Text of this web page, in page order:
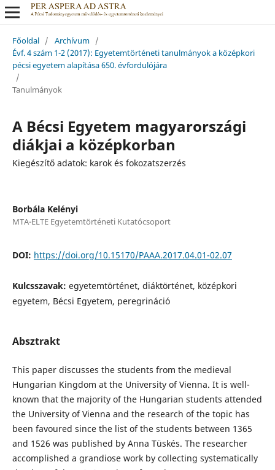
Főoldal / Archívum /
Évf. 4 szám 1-2 (2017): Egyetemtörténeti tanulmányok a középkori
pécsi egyetem alapítása 650. évfordulójára
/
Tanulmányok
A Bécsi Egyetem magyarországi
diákjai a középkorban
Kiegészítő adatok: karok és fokozatszerzés
Borbála Kelényi
MTA-ELTE Egyetemtörténeti Kutatócsoport
DOI: https://doi.org/10.15170/PAAA.2017.04.01-02.07
Kulcsszavak: egyetemtörténet, diáktörténet, középkori
egyetem, Bécsi Egyetem, peregrináció
Absztrakt
This paper discusses the students from the medieval
Hungarian Kingdom at the University of Vienna. It is well-
known that the majority of the Hungarian students attended
the University of Vienna and the research of the topic has
been favoured since the list of the students between 1365
and 1526 was published by Anna Tüskés. The researcher
accomplished a grandiose work by collecting systematically